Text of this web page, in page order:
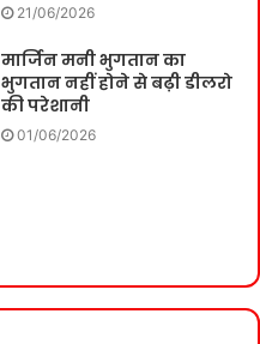
21/06/2026
मार्जिन मनी भुगतान का
भुगतान नहीं होने से बढ़ी डीलरो
की परेशानी
01/06/2026